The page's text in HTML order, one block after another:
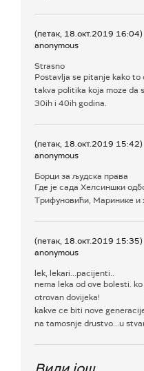
(петак, 18.окт.2019 16:04)
anonymous
Strasno
Postavlja se pitanje kako to
takva politika koja moze da
30ih i 40ih godina.
(петак, 18.окт.2019 15:42)
anonymous
Борци за људска права
Где је сада Хелсиншки
Трифуновићи, Маринике и
(петак, 18.окт.2019 15:35)
anonymous
lek, lekari...pacijenti..
nema leka od ove bolesti.
otrovan dovijeka!
kakve ce biti nove
na tamosnje drustvo...u